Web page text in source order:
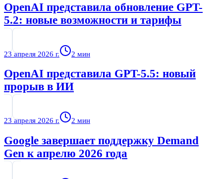
OpenAI представила обновление GPT-
5.2: новые возможности и тарифы
23 апреля 2026 г. 2 мин
OpenAI представила GPT-5.5: новый
прорыв в ИИ
23 апреля 2026 г. 2 мин
Google завершает поддержку Demand
Gen к апрелю 2026 года